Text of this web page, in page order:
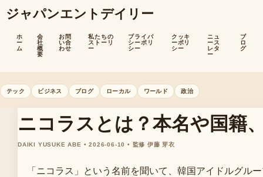
ジャパンエントデイリー
ホ
ー
ム
会
社
概
要
お問
い合
わせ
私たちの
ストーリ
ー
プライバ
シーポリ
シー
クッキ
ーポリ
シー
ニュ
ース
レタ
ー
ブ
ロ
グ
テック ビジネス ブログ ローカル ワールド 政治
ニコラスとは？本名や国籍
DAIKI YUSUKE ABE • 2026-06-10 • 監修 伊藤 芽衣
「ニコラス」という名前を聞いて、韓国アイドルグル